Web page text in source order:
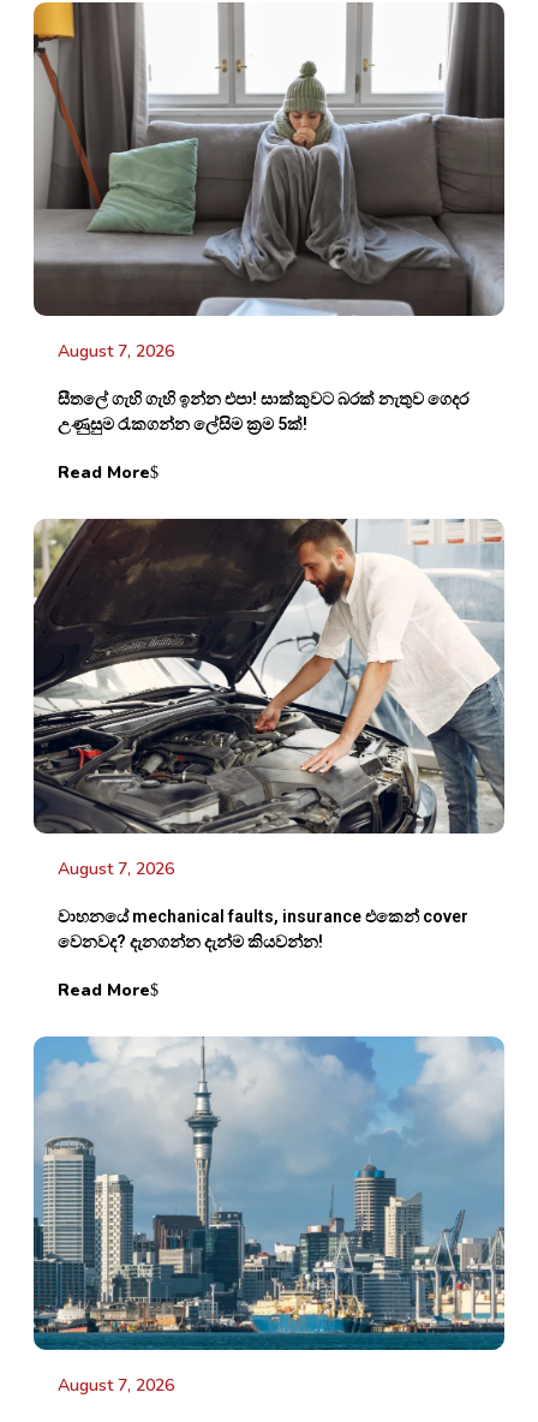
August 7, 2026
සීතලේ ගැහි ගැහි ඉන්න එපා! සාක්කුවට බරක් නැතුව ගෙදර
උණුසුම රැකගන්න ලේසිම ක්‍රම 5ක්!
Read More
August 7, 2026
වාහනයේ mechanical faults, insurance එකෙන් cover
වෙනවද? දැනගන්න දැන්ම කියවන්න!
Read More
August 7, 2026